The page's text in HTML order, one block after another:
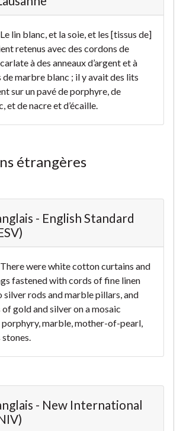
Le lin blanc, et la soie, et les [tissus de]
retenus avec des cordons de
à des anneaux d’argent et à
de marbre blanc ; il y avait des lits
sur un pavé de porphyre, de
et de nacre et d’écaille.
étrangères
- English Standard
There were white cotton curtains and
fastened with cords of fine linen
silver rods and marble pillars, and
of gold and silver on a mosaic
marble, mother-of-pearl,
- New International